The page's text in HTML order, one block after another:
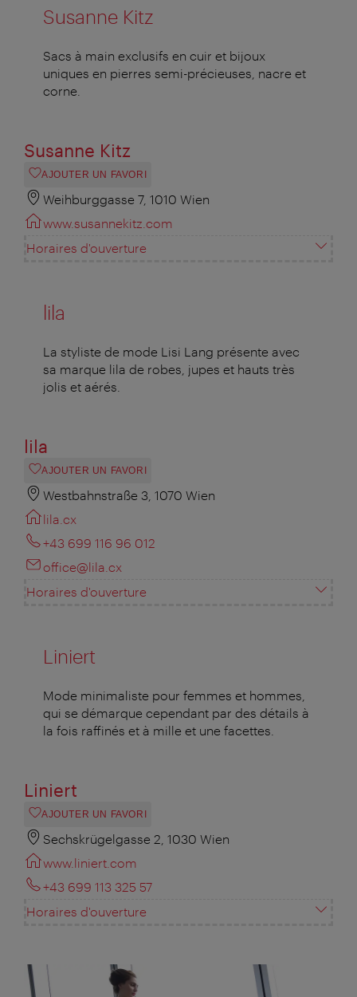
Susanne Kitz
Sacs à main exclusifs en cuir et bijoux
uniques en pierres semi-précieuses, nacre et
corne.
Susanne Kitz
AJOUTER UN FAVORI
Weihburggasse 7, 1010 Wien
www.susannekitz.com
Horaires d'ouverture
lila
La styliste de mode Lisi Lang présente avec
sa marque lila de robes, jupes et hauts très
jolis et aérés.
lila
AJOUTER UN FAVORI
Westbahnstraße 3, 1070 Wien
lila.cx
+43 699 116 96 012
office@lila.cx
Horaires d'ouverture
Liniert
Mode minimaliste pour femmes et hommes,
qui se démarque cependant par des détails à
la fois raffinés et à mille et une facettes.
Liniert
AJOUTER UN FAVORI
Sechskrügelgasse 2, 1030 Wien
www.liniert.com
+43 699 113 325 57
Horaires d'ouverture